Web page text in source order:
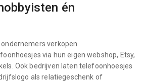
én
verkopen
via hun eigen webshop, Etsy,
Ook bedrijven laten telefoonhoesjes
als relatiegeschenk of